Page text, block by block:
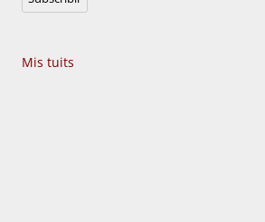
electrónico
Mis tuits